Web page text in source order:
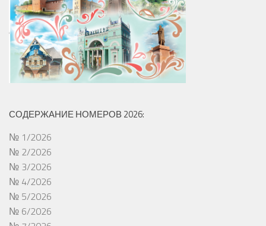
СОДЕРЖАНИЕ НОМЕРОВ 2026:
№ 1/2026
№ 2/2026
№ 3/2026
№ 4/2026
№ 5/2026
№ 6/2026